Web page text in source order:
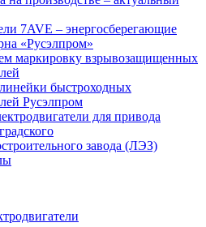
7AVE – энергосберегающие
«Русэлпром»
маркировку взрывозащищенных
быстроходных
Русэлпром
для привода
завода (ЛЭЗ)